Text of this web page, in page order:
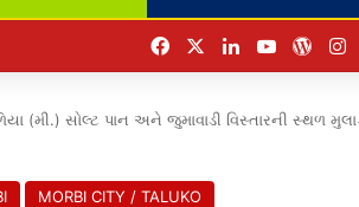
FacebookLinkedInYouTube
(મી.) સોલ્ટ પાન અને જુમાવાડી વિસ્તારની સ્થળ
MORBI CITY / TALUKO